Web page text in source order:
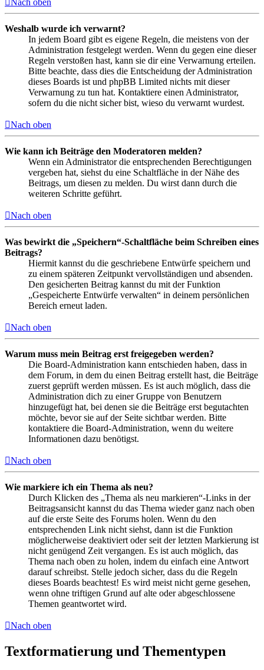
Nach oben
Weshalb wurde ich verwarnt?
In jedem Board gibt es eigene Regeln, die meistens von der
Administration festgelegt werden. Wenn du gegen eine dieser
Regeln verstoßen hast, kann sie dir eine Verwarnung erteilen.
Bitte beachte, dass dies die Entscheidung der Administration
dieses Boards ist und phpBB Limited nichts mit dieser
Verwarnung zu tun hat. Kontaktiere einen Administrator,
sofern du die nicht sicher bist, wieso du verwarnt wurdest.
Nach oben
Wie kann ich Beiträge den Moderatoren melden?
Wenn ein Administrator die entsprechenden Berechtigungen
vergeben hat, siehst du eine Schaltfläche in der Nähe des
Beitrags, um diesen zu melden. Du wirst dann durch die
weiteren Schritte geführt.
Nach oben
Was bewirkt die „Speichern“-Schaltfläche beim Schreiben eines
Beitrags?
Hiermit kannst du die geschriebene Entwürfe speichern und
zu einem späteren Zeitpunkt vervollständigen und absenden.
Den gesicherten Beitrag kannst du mit der Funktion
„Gespeicherte Entwürfe verwalten“ in deinem persönlichen
Bereich erneut laden.
Nach oben
Warum muss mein Beitrag erst freigegeben werden?
Die Board-Administration kann entschieden haben, dass in
dem Forum, in dem du einen Beitrag erstellt hast, die Beiträge
zuerst geprüft werden müssen. Es ist auch möglich, dass die
Administration dich zu einer Gruppe von Benutzern
hinzugefügt hat, bei denen sie die Beiträge erst begutachten
möchte, bevor sie auf der Seite sichtbar werden. Bitte
kontaktiere die Board-Administration, wenn du weitere
Informationen dazu benötigst.
Nach oben
Wie markiere ich ein Thema als neu?
Durch Klicken des „Thema als neu markieren“-Links in der
Beitragsansicht kannst du das Thema wieder ganz nach oben
auf die erste Seite des Forums holen. Wenn du den
entsprechenden Link nicht siehst, dann ist die Funktion
möglicherweise deaktiviert oder seit der letzten Markierung ist
nicht genügend Zeit vergangen. Es ist auch möglich, das
Thema nach oben zu holen, indem du einfach eine Antwort
darauf schreibst. Stelle jedoch sicher, dass du die Regeln
dieses Boards beachtest! Es wird meist nicht gerne gesehen,
wenn ohne triftigen Grund auf alte oder abgeschlossene
Themen geantwortet wird.
Nach oben
Textformatierung und Thementypen